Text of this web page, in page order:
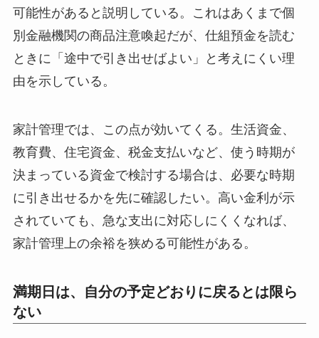
可能性があると説明している。これはあくまで個
別金融機関の商品注意喚起だが、仕組預金を読む
ときに「途中で引き出せばよい」と考えにくい理
由を示している。
家計管理では、この点が効いてくる。生活資金、
教育費、住宅資金、税金支払いなど、使う時期が
決まっている資金で検討する場合は、必要な時期
に引き出せるかを先に確認したい。高い金利が示
されていても、急な支出に対応しにくくなれば、
家計管理上の余裕を狭める可能性がある。
満期日は、自分の予定どおりに戻るとは限ら
ない